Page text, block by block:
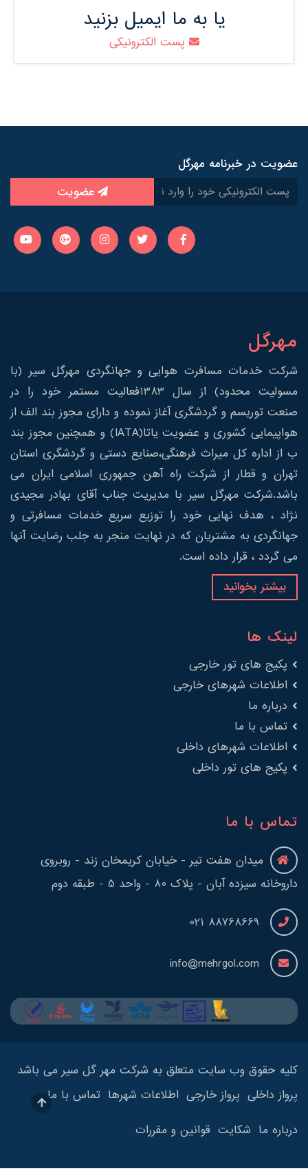
یا به ما ایمیل بزنید
پست الکترونیکی
عضویت در خبرنامه مهرگل
عضویت
مهرگل
شرکت خدمات مسافرت هوایی و جهانگردی مهرگل سیر (با
مسولیت محدود) از سال 1383فعالیت مستمر خود را در
صنعت توریسم و گردشگری آغاز نموده و دارای مجوز بند الف از
هواپیمایی کشوری و عضویت یاتا(IATA) و همچنین مجوز بند
ب از اداره کل میراث فرهنگی،صنایع دستی و گردشگری استان
تهران و قطار از شرکت راه آهن جمهوری اسلامی ایران می
باشد.شرکت مهرگل سیر با مدیریت جناب آقای بهادر مجیدی
نژاد ، هدف نهایی خود را توزیع سریع خدمات مسافرتی و
جهانگردی به مشتریان که در نهایت منجر به جلب رضایت آنها
می گردد ، قرار داده است.
بیشتر بخوانید
لینک ها
پکیج های تور خارجی
اطلاعات شهرهای خارجی
درباره ما
تماس با ما
اطلاعات شهرهای داخلی
پکیج های تور داخلی
تماس با ما
میدان هفت تیر - خیابان کریمخان زند - روبروی
داروخانه سیزده آبان - پلاک 80 - واحد 5 - طبقه دوم
88768669 021
info@mehrgol.com
کلیه حقوق وب سایت متعلق به شرکت مهر گل سیر می باشد
پرواز داخلی پرواز خارجی اطلاعات شهرها تماس با ما
درباره ما شکایت قوانین و مقررات